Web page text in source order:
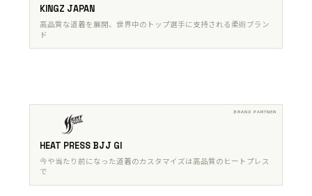
KINGZ JAPAN
高品質な道着を展開、世界中のトップ選手に支持される柔術ブラン
ド
HEAT PRESS BJJ GI
今や当たり前になった道着のカスタマイズは高品質のヒートプレス
で